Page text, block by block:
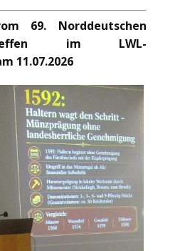
69. Norddeutschen
im LWL-
11.07.2026